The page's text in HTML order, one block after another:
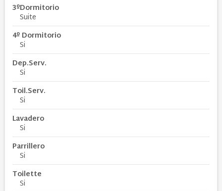
3ºDormitorio
Suite
4º Dormitorio
Si
Dep.Serv.
Si
Toil.Serv.
Si
Lavadero
Si
Parrillero
Si
Toilette
Si